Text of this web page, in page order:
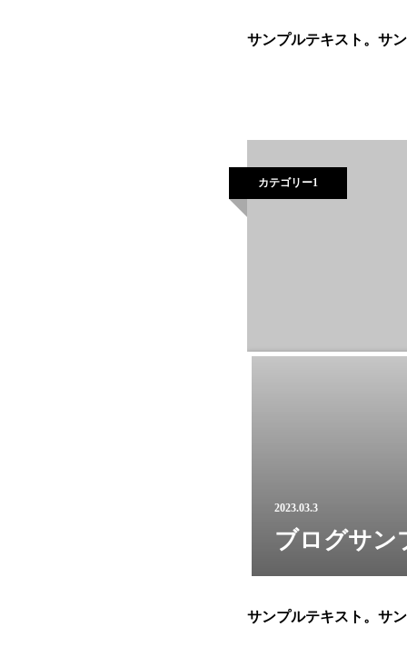
サンプルテキスト。サン
カテゴリー1
2023.03.3
ブログサン
サンプルテキスト。サン